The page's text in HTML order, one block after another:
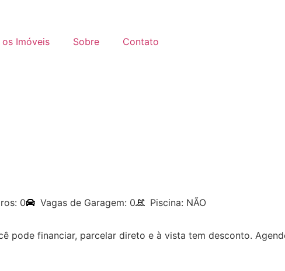
Imóveis Sobre Contato
0 Vagas de Garagem: 0 Piscina: NÃO
pode financiar, parcelar direto e à vista tem desconto.